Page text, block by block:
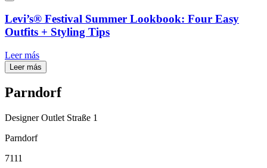
Levi’s® Festival Summer Lookbook: Four Easy
Outfits + Styling Tips
Leer más
Leer más
Parndorf
Designer Outlet Straße 1
Parndorf
7111